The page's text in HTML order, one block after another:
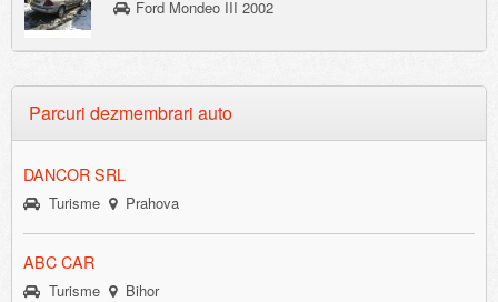
Ford Mondeo III 2002
Parcuri dezmembrari auto
DANCOR SRL
Turisme Prahova
ABC CAR
Turisme Bihor